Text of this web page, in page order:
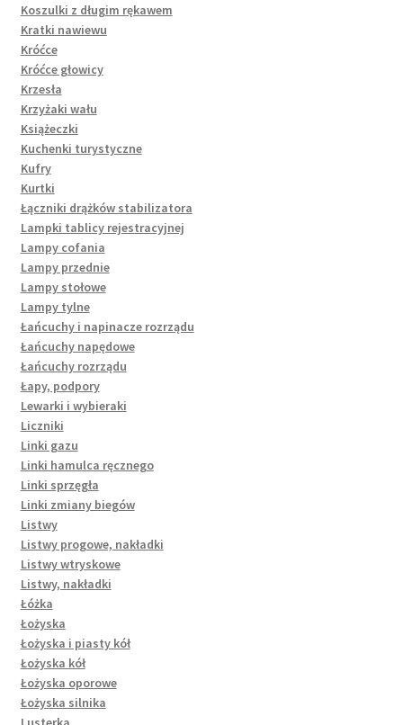
Koszulki z długim rękawem
Kratki nawiewu
Króćce
Króćce głowicy
Krzesła
Krzyżaki wału
Książeczki
Kuchenki turystyczne
Kufry
Kurtki
Łączniki drążków stabilizatora
Lampki tablicy rejestracyjnej
Lampy cofania
Lampy przednie
Lampy stołowe
Lampy tylne
Łańcuchy i napinacze rozrządu
Łańcuchy napędowe
Łańcuchy rozrządu
Łapy, podpory
Lewarki i wybieraki
Liczniki
Linki gazu
Linki hamulca ręcznego
Linki sprzęgła
Linki zmiany biegów
Listwy
Listwy progowe, nakładki
Listwy wtryskowe
Listwy, nakładki
Łóżka
Łożyska
Łożyska i piasty kół
Łożyska kół
Łożyska oporowe
Łożyska silnika